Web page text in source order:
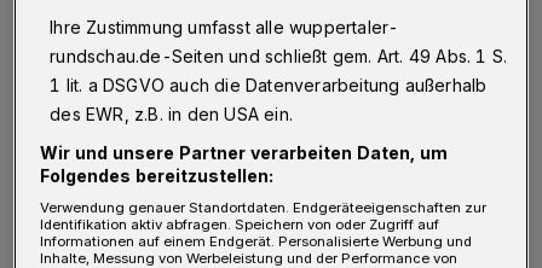
D ie Projektentwicklung auf Einern 120/123
ist in vollem Gange: Während der
„Winkelmann“ als Vereinsheim bereits wieder
seine Pforten geöffnet hat, wird auf der
Ihre Zustimmung umfasst alle wuppertaler-
rundschau.de-Seiten und schließt gem. Art. 49 Abs. 1 S.
1 lit. a DSGVO auch die Datenverarbeitung außerhalb
des EWR, z.B. in den USA ein.
Wir und unsere Partner verarbeiten Daten, um
Folgendes bereitzustellen:
Verwendung genauer Standortdaten. Endgeräteeigenschaften zur
Identifikation aktiv abfragen. Speichern von oder Zugriff auf
Informationen auf einem Endgerät. Personalisierte Werbung und
Inhalte, Messung von Werbeleistung und der Performance von